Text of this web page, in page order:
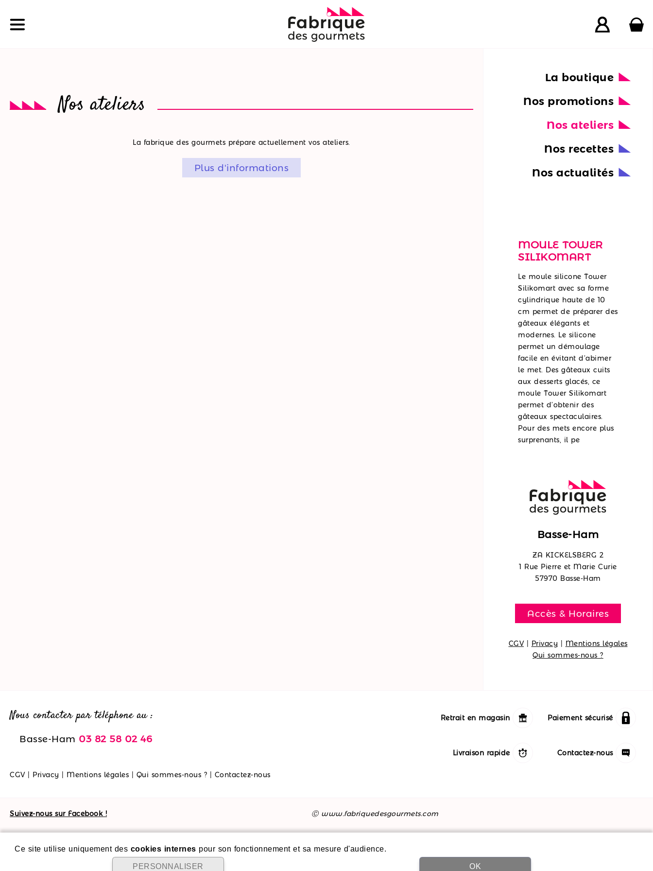
La
boutique
La boutique
Nos promotions
Nos ateliers
Nos recettes
Nos actualités
MOULE TOWER
SILIKOMART
Le moule silicone Tower
Silikomart avec sa forme
cylindrique haute de 10
cm permet de préparer des
gâteaux élégants et
modernes. Le silicone
permet un démoulage
facile en évitant d’abimer
le met. Des gâteaux cuits
aux desserts glacés, ce
moule Tower Silikomart
permet d’obtenir des
gâteaux spectaculaires.
Pour des mets encore plus
surprenants, il pe
Basse-Ham
ZA KICKELSBERG 2
1 Rue Pierre et Marie Curie
57970 Basse-Ham
Accès & Horaires
CGV| Privacy
Mentions légales
Qui sommes-nous ?
Nos ateliers
La fabrique des gourmets prépare actuellement vos ateliers.
Plus d'informations
Nous contacter par téléphone au :
Basse-Ham 03 82 58 02 46
CGV| Privacy Mentions légales Qui sommes-nous ? Contactez-nous
Retrait en magasin
Livraison rapide
Paiement sécurisé
Contactez-nous
Suivez-nous sur Facebook ! Ⓒ www.fabriquedesgourmets.com
Ce site utilise uniquement des cookies internes pour son fonctionnement et sa mesure d'audience.
PERSONNALISER OK